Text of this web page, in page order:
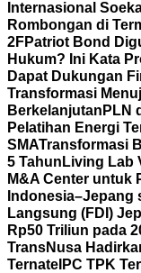
Internasional
Rombongan di
2FPatriot Bond
Hukum? Ini Kata
Dapat Dukungan
Transformasi
Berkelanjutan PLN
Pelatihan Energi
SMATransformasi
5 Tahun Living Lab
M&A Center untuk
Indonesia–Jepang
Langsung (FDI)
Rp50 Triliun pada
TransNusa
Ternate IPC TPK